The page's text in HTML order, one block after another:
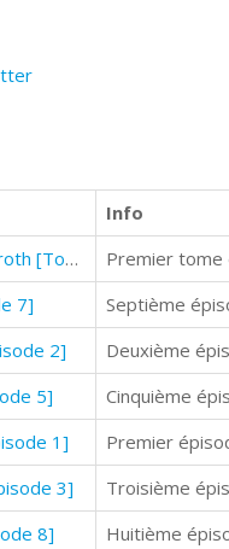
Info
Damenndyn - Le grimoire d'Esklaroth [Tome 1]
Premier tome
7]
Septième
2]
Deuxième
5]
Cinquième
1]
Premier
3]
Troisième
8]
Huitième